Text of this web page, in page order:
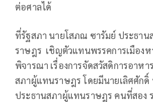
ต่อศาลได้
ที่รัฐสภา นายโสภณ ซารัมย์ ประธา
ราษฎร เชิญตัวแทนพรรคการเมืองห
พิจารณา เรื่องการจัดสวัสดิการอาห
สภาผู้แทนราษฎร โดยมีนายเลิศศัก
ประธานสภาผู้แทนราษฎร คนที่สอง